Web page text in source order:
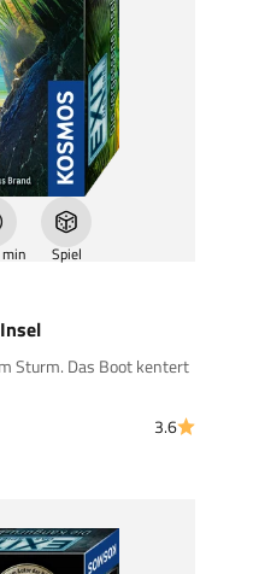
Spiel
Sturm. Das Boot kentert
3.6